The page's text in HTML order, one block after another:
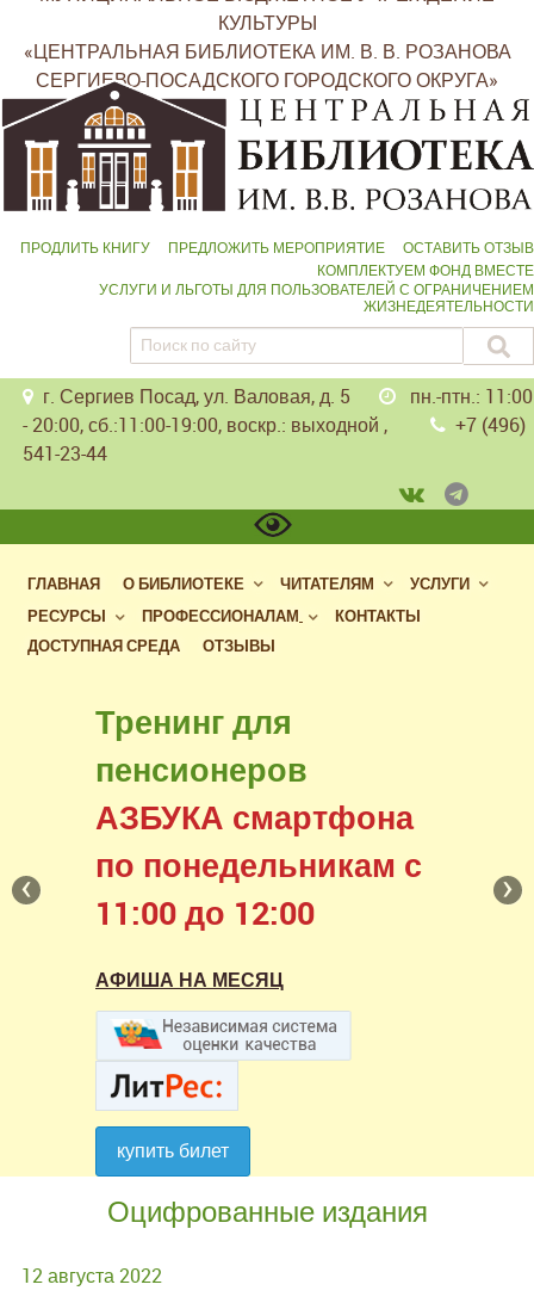
КУЛЬТУРЫ
«ЦЕНТРАЛЬНАЯ БИБЛИОТЕКА ИМ. В. В. РОЗАНОВА
СЕРГИЕВО-ПОСАДСКОГО ГОРОДСКОГО ОКРУГА»
ПРОДЛИТЬ КНИГУ ПРЕДЛОЖИТЬ МЕРОПРИЯТИЕ
ОСТАВИТЬ ОТЗЫВ
КОМПЛЕКТУЕМ ФОНД ВМЕСТЕ
УСЛУГИ И ЛЬГОТЫ ДЛЯ ПОЛЬЗОВАТЕЛЕЙ С ОГРАНИЧЕНИЕМ
ЖИЗНЕДЕЯТЕЛЬНОСТИ
г. Сергиев Посад, ул. Валовая, д. 5
пн.-птн.: 11:00
- 20:00, сб.:11:00-19:00, воскр.: выходной ,
+7 (496)
541-23-44
ГЛАВНАЯ О БИБЛИОТЕКЕ ЧИТАТЕЛЯМ
УСЛУГИ
РЕСУРСЫ
ПРОФЕССИОНАЛАМ
КОНТАКТЫ
ДОСТУПНАЯ СРЕДА
ОТЗЫВЫ
Бесплатный доступ
к фондам российских
библиотек
в нашем читальном зале
АФИША НА МЕСЯЦ
купить билет
Тренинг для
пенсионеров
АЗБУКА смартфона
по понедельникам с
11:00 до 12:00
АФИША НА МЕСЯЦ
купить билет
›
‹
Оцифрованные издания
12 августа 2022